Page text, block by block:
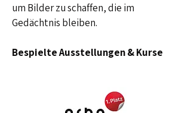
um Bilder zu schaffen, die im
Gedächtnis bleiben.
Bespielte Ausstellungen & Kurse